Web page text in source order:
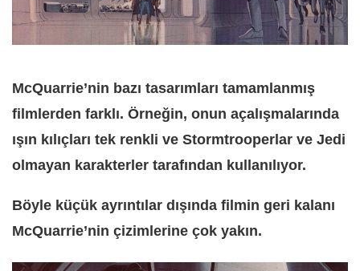
McQuarrie’nin bazı tasarımları tamamlanmış
filmlerden farklı. Örneğin, onun açalışmalarında
ışın kılıçları tek renkli ve Stormtrooperlar ve Jedi
olmayan karakterler tarafından kullanılıyor.
Böyle küçük ayrıntılar dışında filmin geri kalanı
McQuarrie’nin çizimlerine çok yakın.